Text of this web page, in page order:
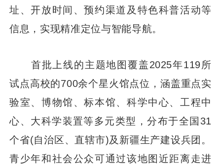
址、开放时间、预约渠道及特色科普活动等
信息，实现精准定位与智能导航。
首批上线的主题地图覆盖2025年119所
试点高校的700余个星火馆点位，涵盖重点实
验室、博物馆、标本馆、科学中心、工程中
心、大科学装置等多元类型，分布于全国31
个省(自治区、直辖市)及新疆生产建设兵团。
青少年和社会公众可通过该地图近距离走进